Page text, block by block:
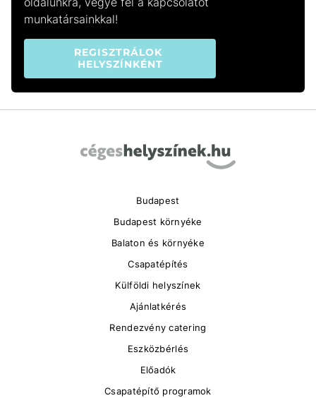
munkatársainkkal!
REGISZTRÁLOK
HELYSZÍNKÉNT
Budapest
Budapest környéke
Balaton és környéke
Csapatépítés
Külföldi helyszínek
Ajánlatkérés
Rendezvény catering
Eszközbérlés
Előadók
Csapatépítő programok